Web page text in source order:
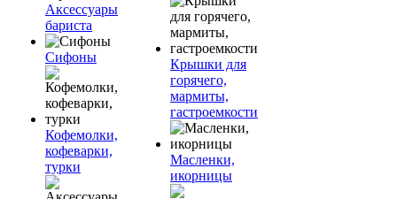
Аксессуары
бариста
Сифоны
Кофемолки,
кофеварки,
турки
Крышки для
горячего,
мармиты,
гастроемкости
Масленки,
икорницы